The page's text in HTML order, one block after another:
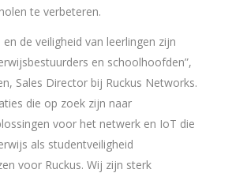
te verbeteren.
de veiligheid van leerlingen zijn
en schoolhoofden”,
Sales Director bij Ruckus Networks.
die op zoek zijn naar
voor het netwerk en IoT die
als studentveiligheid
voor Ruckus. Wij zijn sterk